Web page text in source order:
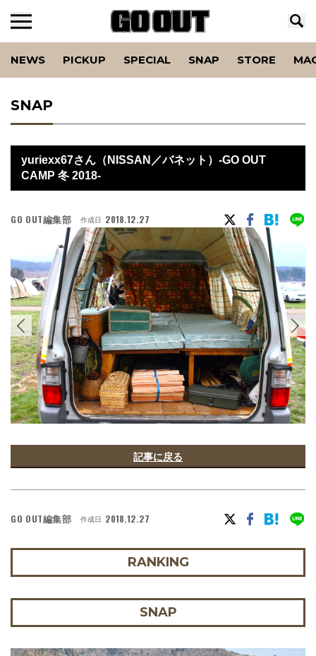
NEWS PICKUP SPECIAL SNAP STORE
SNAP
yuriexx67さん（NISSAN／バネット）-GO OUT
CAMP 冬 2018-
GO OUT編集部 作成日 2018.12.27
記事に戻る
GO OUT編集部 作成日 2018.12.27
RANKING
SNAP